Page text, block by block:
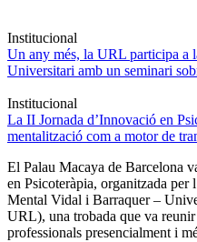
Institucional
Un any més, la URL participa a
Universitari amb un seminari
Institucional
La II Jornada d’Innovació en
mentalització com a motor de
El Palau Macaya de Barcelona
en Psicoteràpia, organitzada
Mental Vidal i Barraquer –
URL), una trobada que va reunir
professionals presencialment i